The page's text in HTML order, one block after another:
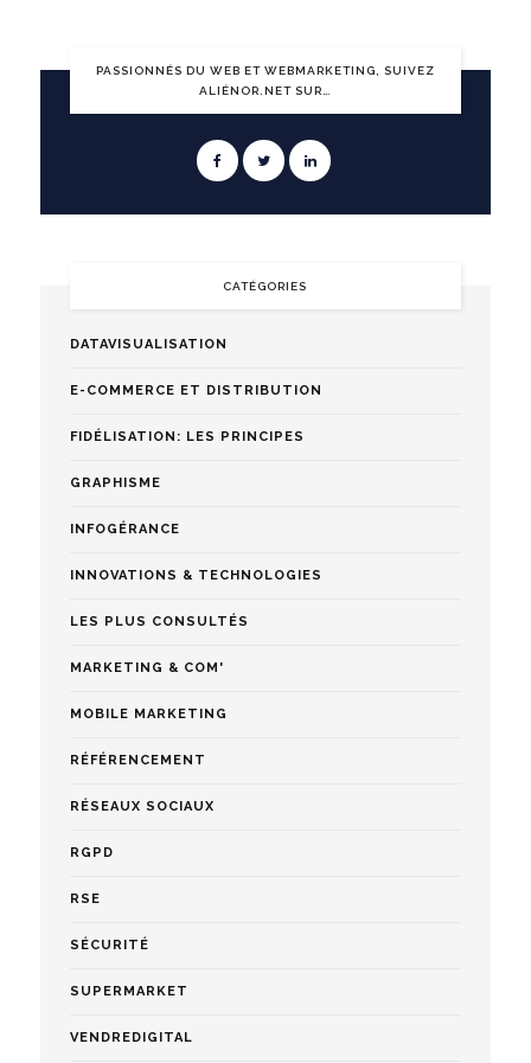
PASSIONNÉS DU WEB ET WEBMARKETING, SUIVEZ
ALIÉNOR.NET SUR…
CATÉGORIES
DATAVISUALISATION
E-COMMERCE ET DISTRIBUTION
FIDÉLISATION: LES PRINCIPES
GRAPHISME
INFOGÉRANCE
INNOVATIONS & TECHNOLOGIES
LES PLUS CONSULTÉS
MARKETING & COM'
MOBILE MARKETING
RÉFÉRENCEMENT
RÉSEAUX SOCIAUX
RGPD
RSE
SÉCURITÉ
SUPERMARKET
VENDREDIGITAL